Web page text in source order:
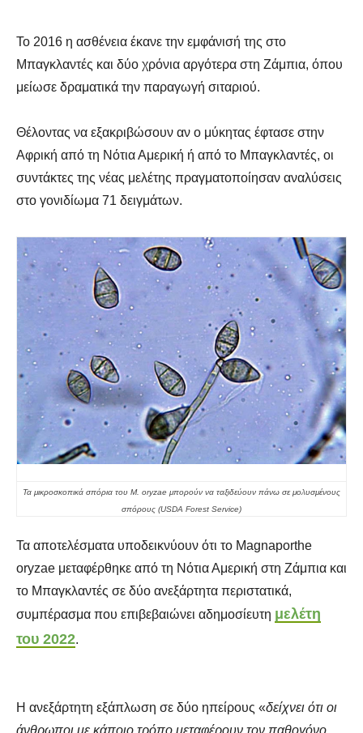
Το 2016 η ασθένεια έκανε την εμφάνισή της στο
Μπαγκλαντές και δύο χρόνια αργότερα στη Ζάμπια, όπου
μείωσε δραματικά την παραγωγή σιταριού.
Θέλοντας να εξακριβώσουν αν ο μύκητας έφτασε στην
Αφρική από τη Νότια Αμερική ή από το Μπαγκλαντές, οι
συντάκτες της νέας μελέτης πραγματοποίησαν αναλύσεις
στο γονιδίωμα 71 δειγμάτων.
Τα μικροσκοπικά σπόρια του M. oryzae μπορούν να ταξιδεύουν πάνω σε μολυσμένους
σπόρους (USDA Forest Service)
Τα αποτελέσματα υποδεικνύουν ότι το Magnaporthe
oryzae μεταφέρθηκε από τη Νότια Αμερική στη Ζάμπια και
το Μπαγκλαντές σε δύο ανεξάρτητα περιστατικά,
συμπέρασμα που επιβεβαιώνει αδημοσίευτη μελέτη
του 2022.
Η ανεξάρτητη εξάπλωση σε δύο ηπείρους «δείχνει ότι οι
άνθρωποι με κάποιο τρόπο μεταφέρουν τον παθογόνο